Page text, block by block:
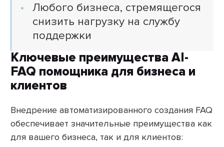
Любого бизнеса, стремящегося
снизить нагрузку на службу
поддержки
Ключевые преимущества AI-
FAQ помощника для бизнеса и
клиентов
Внедрение автоматизированного создания FAQ
обеспечивает значительные преимущества как
для вашего бизнеса, так и для клиентов: